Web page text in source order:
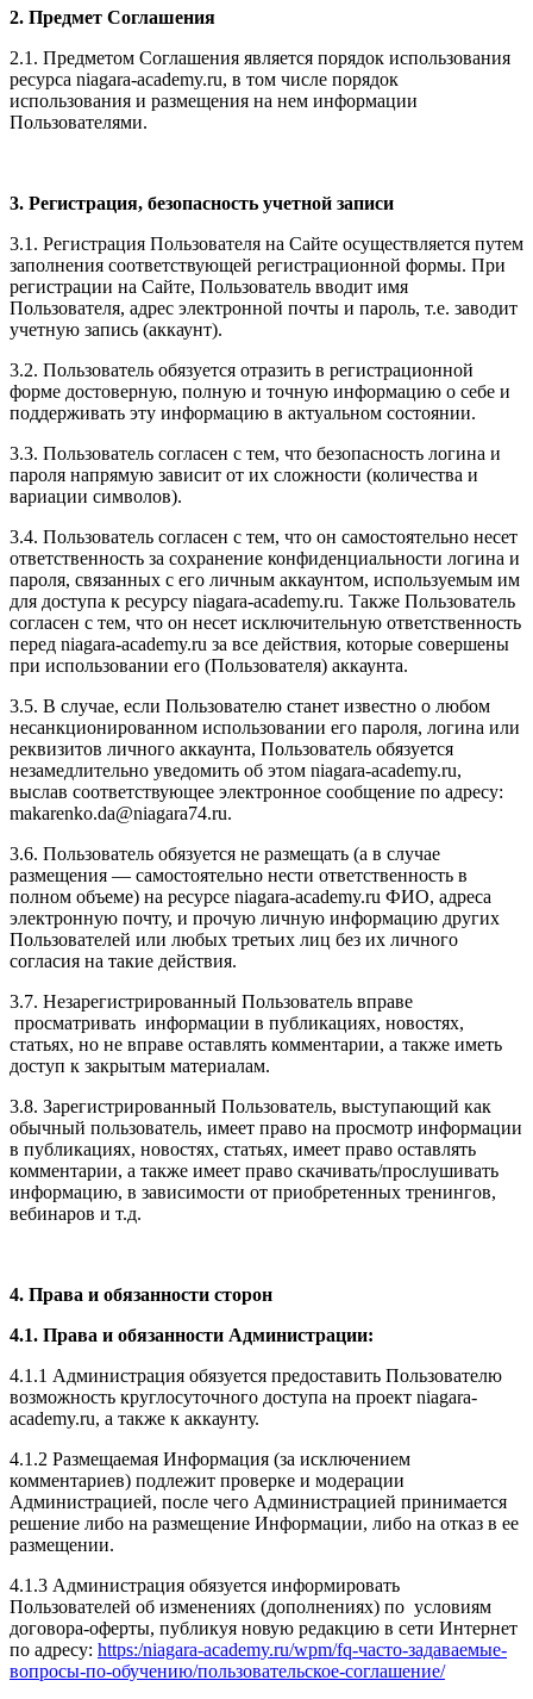
2. Предмет Соглашения
2.1. Предметом Соглашения является порядок использования
ресурса niagara-academy.ru, в том числе порядок
использования и размещения на нем информации
Пользователями.
3. Регистрация, безопасность учетной записи
3.1. Регистрация Пользователя на Сайте осуществляется путем
заполнения соответствующей регистрационной формы. При
регистрации на Сайте, Пользователь вводит имя
Пользователя, адрес электронной почты и пароль, т.е. заводит
учетную запись (аккаунт).
3.2. Пользователь обязуется отразить в регистрационной
форме достоверную, полную и точную информацию о себе и
поддерживать эту информацию в актуальном состоянии.
3.3. Пользователь согласен с тем, что безопасность логина и
пароля напрямую зависит от их сложности (количества и
вариации символов).
3.4. Пользователь согласен с тем, что он самостоятельно несет
ответственность за сохранение конфиденциальности логина и
пароля, связанных с его личным аккаунтом, используемым им
для доступа к ресурсу niagara-academy.ru. Также Пользователь
согласен с тем, что он несет исключительную ответственность
перед niagara-academy.ru за все действия, которые совершены
при использовании его (Пользователя) аккаунта.
3.5. В случае, если Пользователю станет известно о любом
несанкционированном использовании его пароля, логина или
реквизитов личного аккаунта, Пользователь обязуется
незамедлительно уведомить об этом niagara-academy.ru,
выслав соответствующее электронное сообщение по адресу:
makarenko.da@niagara74.ru.
3.6. Пользователь обязуется не размещать (а в случае
размещения — самостоятельно нести ответственность в
полном объеме) на ресурсе niagara-academy.ru ФИО, адреса
электронную почту, и прочую личную информацию других
Пользователей или любых третьих лиц без их личного
согласия на такие действия.
3.7. Незарегистрированный Пользователь вправе
просматривать информации в публикациях, новостях,
статьях, но не вправе оставлять комментарии, а также иметь
доступ к закрытым материалам.
3.8. Зарегистрированный Пользователь, выступающий как
обычный пользователь, имеет право на просмотр информации
в публикациях, новостях, статьях, имеет право оставлять
комментарии, а также имеет право скачивать/прослушивать
информацию, в зависимости от приобретенных тренингов,
вебинаров и т.д.
4. Права и обязанности сторон
4.1. Права и обязанности Администрации:
4.1.1 Администрация обязуется предоставить Пользователю
возможность круглосуточного доступа на проект niagara-
academy.ru, а также к аккаунту.
4.1.2 Размещаемая Информация (за исключением
комментариев) подлежит проверке и модерации
Администрацией, после чего Администрацией принимается
решение либо на размещение Информации, либо на отказ в ее
размещении.
4.1.3 Администрация обязуется информировать
Пользователей об изменениях (дополнениях) по условиям
договора-оферты, публикуя новую редакцию в сети Интернет
по адресу: https:/niagara-academy.ru/wpm/fq-часто-задаваемые-
вопросы-по-обучению/пользовательское-соглашение/